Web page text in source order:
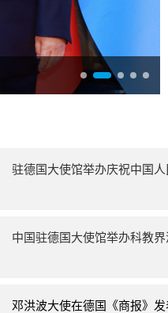
驻德国大使馆举办庆祝中国
中国驻德国大使馆举办科教
邓洪波大使在德国《商报》